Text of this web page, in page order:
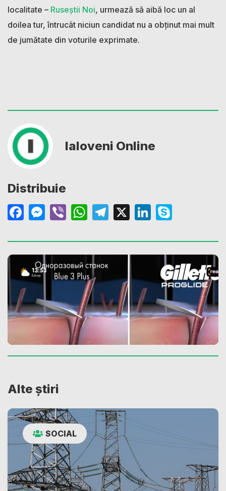
localitate – Ruseștii Noi, urmează să aibă loc un al
doilea tur, întrucât niciun candidat nu a obținut mai mult
de jumătate din voturile exprimate.
Ialoveni Online
Distribuie
Facebook
Messenger
ViberWhatsApp
Telegram
X LinkedIn
Alte știri
SOCIAL